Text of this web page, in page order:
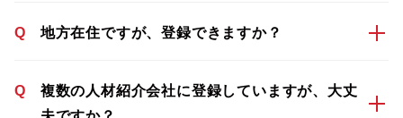
Q 地方在住ですが、登録できますか？
Q
複数の人材紹介会社に登録していますが、大丈